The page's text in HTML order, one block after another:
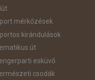
mérkőzések
kirándulások
út
esküvő
csodák